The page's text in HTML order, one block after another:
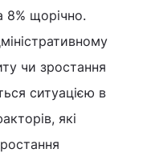
8% щорічно.
чи зростання
ситуацією в
які